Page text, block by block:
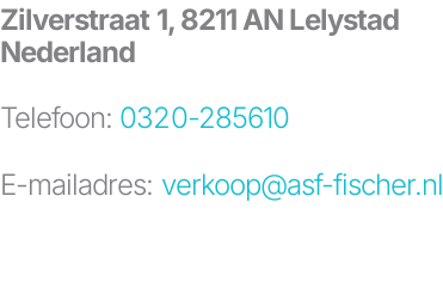
Zilverstraat 1, 8211 AN Lelystad
Nederland
Telefoon: 0320-285610
E-mailadres: verkoop@asf-fischer.nl